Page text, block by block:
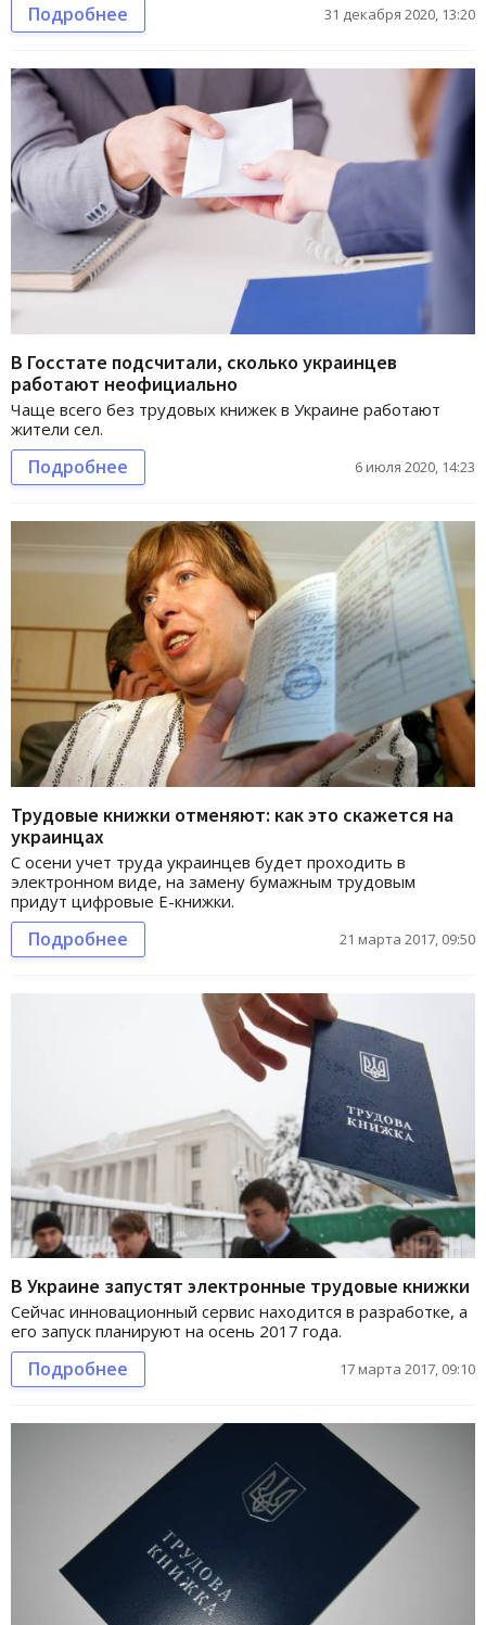
Подробнее 31 декабря 2020, 13:20
В Госстате подсчитали, сколько украинцев
работают неофициально
Чаще всего без трудовых книжек в Украине работают
жители сел.
Подробнее 6 июля 2020, 14:23
Трудовые книжки отменяют: как это скажется на
украинцах
С осени учет труда украинцев будет проходить в
электронном виде, на замену бумажным трудовым
придут цифровые Е-книжки.
Подробнее 21 марта 2017, 09:50
В Украине запустят электронные трудовые книжки
Сейчас инновационный сервис находится в разработке, а
его запуск планируют на осень 2017 года.
Подробнее 17 марта 2017, 09:10